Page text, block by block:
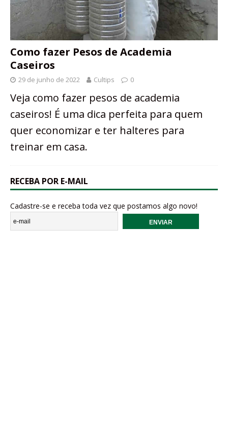
Como fazer Pesos de Academia
Caseiros
29 de junho de 2022 Cultips 0
Veja como fazer pesos de academia
caseiros! É uma dica perfeita para quem
quer economizar e ter halteres para
treinar em casa.
RECEBA POR E-MAIL
Cadastre-se e receba toda vez que postamos algo novo!